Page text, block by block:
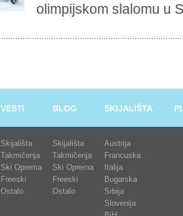
olimpijskom slalomu u
VESTI
Skijališta
Takmičenja
Ski Oprema
Freeski
Ostalo
BLOG
Skijališta
Takmičenja
Ski Oprema
Freeski
Ostalo
SKIJALIŠTA
Austrija
Francuska
Italija
Bugarska
Srbija
Slovenija